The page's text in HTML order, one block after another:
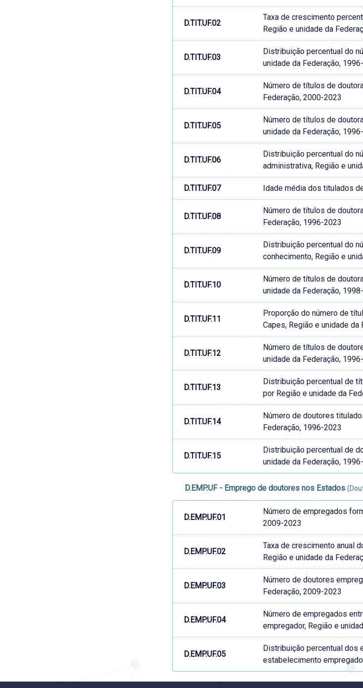
D.TIT.UF.02
Taxa de crescimento
Região e unidade da
D.TIT.UF.03
Distribuição percentual do
unidade da Federação,
D.TIT.UF.04
Número de títulos de
Federação, 2000-2023
D.TIT.UF.05
Número de títulos de
unidade da Federação,
D.TIT.UF.06
Distribuição percentual do
administrativa, Região e
D.TIT.UF.07 Idade média dos titulados
D.TIT.UF.08
Número de títulos de
Federação, 1996-2023
D.TIT.UF.09
Distribuição percentual do
conhecimento, Região e
D.TIT.UF.10
Número de títulos de
unidade da Federação,
D.TIT.UF.11
Proporção do número de
Capes, Região e unidade
D.TIT.UF.12
Número de títulos de
unidade da Federação,
D.TIT.UF.13
Distribuição percentual de
por Região e unidade da
D.TIT.UF.14
Número de doutores
Federação, 1996-2023
D.TIT.UF.15
Distribuição percentual de
unidade da Federação,
D.EMP.UF - Emprego de doutores nos Estados
D.EMP.UF.01
Número de empregados
2009-2023
D.EMP.UF.02
Taxa de crescimento anual
Região e unidade da
D.EMP.UF.03
Número de doutores
Federação, 2009-2023
D.EMP.UF.04
Número de empregados
empregador, Região e
D.EMP.UF.05
Distribuição percentual dos
estabelecimento